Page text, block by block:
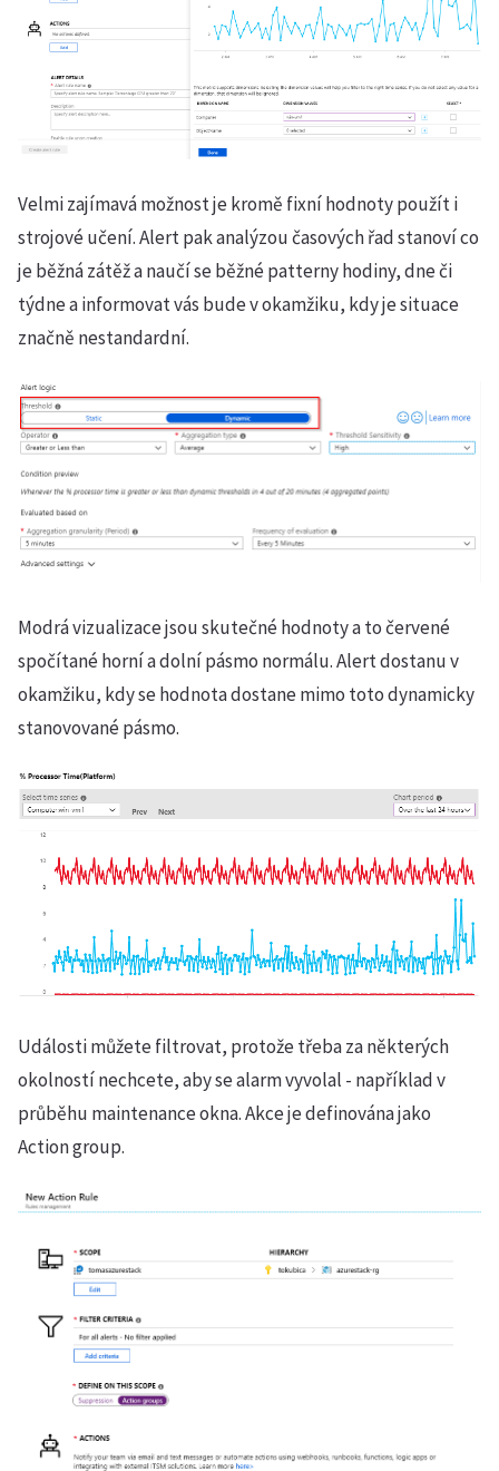
Velmi zajímavá možnost je kromě fixní hodnoty použít i
strojové učení. Alert pak analýzou časových řad stanoví co
je běžná zátěž a naučí se běžné patterny hodiny, dne či
týdne a informovat vás bude v okamžiku, kdy je situace
značně nestandardní.
Modrá vizualizace jsou skutečné hodnoty a to červené
spočítané horní a dolní pásmo normálu. Alert dostanu v
okamžiku, kdy se hodnota dostane mimo toto dynamicky
stanovované pásmo.
Události můžete filtrovat, protože třeba za některých
okolností nechcete, aby se alarm vyvolal - například v
průběhu maintenance okna. Akce je definována jako
Action group.